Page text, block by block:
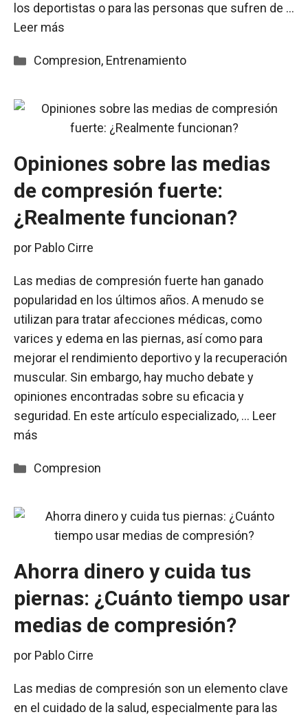
los deportistas o para las personas que sufren de …
Leer más
Categorías
Compresion, Entrenamiento
Opiniones sobre las medias
de compresión fuerte:
¿Realmente funcionan?
por Pablo Cirre
Las medias de compresión fuerte han ganado
popularidad en los últimos años. A menudo se
utilizan para tratar afecciones médicas, como
varices y edema en las piernas, así como para
mejorar el rendimiento deportivo y la recuperación
muscular. Sin embargo, hay mucho debate y
opiniones encontradas sobre su eficacia y
seguridad. En este artículo especializado, … Leer
más
Categorías
Compresion
Ahorra dinero y cuida tus
piernas: ¿Cuánto tiempo usar
medias de compresión?
por Pablo Cirre
Las medias de compresión son un elemento clave
en el cuidado de la salud, especialmente para las